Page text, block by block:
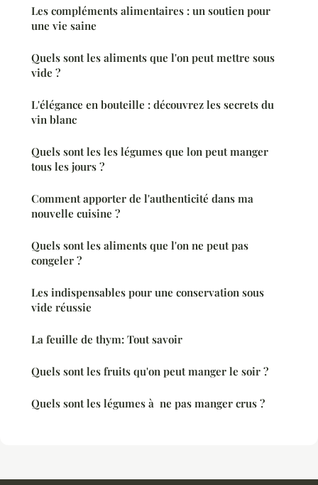
Les compléments alimentaires : un soutien pour
une vie saine
Quels sont les aliments que l'on peut mettre sous
vide ?
L'élégance en bouteille : découvrez les secrets du
vin blanc
Quels sont les les légumes que lon peut manger
tous les jours ?
Comment apporter de l'authenticité dans ma
nouvelle cuisine ?
Quels sont les aliments que l'on ne peut pas
congeler ?
Les indispensables pour une conservation sous
vide réussie
La feuille de thym: Tout savoir
Quels sont les fruits qu'on peut manger le soir ?
Quels sont les légumes à ne pas manger crus ?